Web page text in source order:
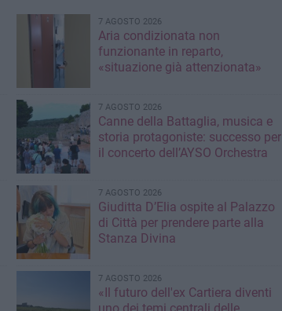
7 AGOSTO 2026
Aria condizionata non
funzionante in reparto,
«situazione già attenzionata»
7 AGOSTO 2026
Canne della Battaglia, musica e
storia protagoniste: successo per
il concerto dell’AYSO Orchestra
7 AGOSTO 2026
Giuditta D’Elia ospite al Palazzo
di Città per prendere parte alla
Stanza Divina
7 AGOSTO 2026
«Il futuro dell'ex Cartiera diventi